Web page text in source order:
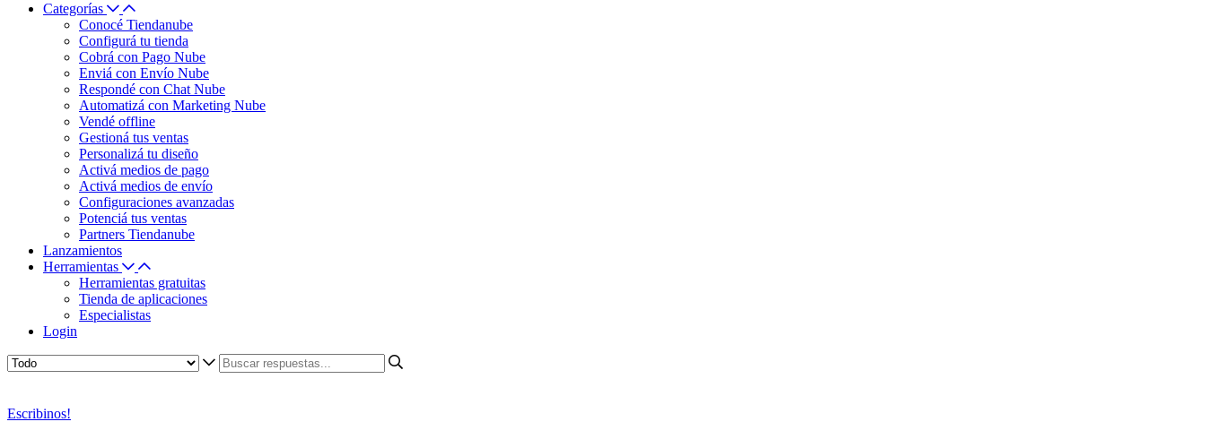
Categorías
Conocé Tiendanube
Configurá tu tienda
Cobrá con Pago Nube
Enviá con Envío Nube
Respondé con Chat Nube
Automatizá con Marketing Nube
Vendé offline
Gestioná tus ventas
Personalizá tu diseño
Activá medios de pago
Activá medios de envío
Configuraciones avanzadas
Potenciá tus ventas
Partners Tiendanube
Lanzamientos
Herramientas
Herramientas gratuitas
Tienda de aplicaciones
Especialistas
Login
Escribinos!